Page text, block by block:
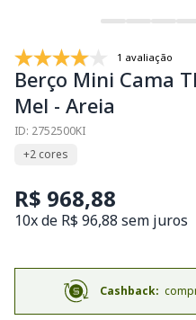
1 avaliação
Berço Mini Cama
Mel - Areia
ID: 2752500KI
+2 cores
R$ 968,88
10x de R$ 96,88 sem juros
Cashback: